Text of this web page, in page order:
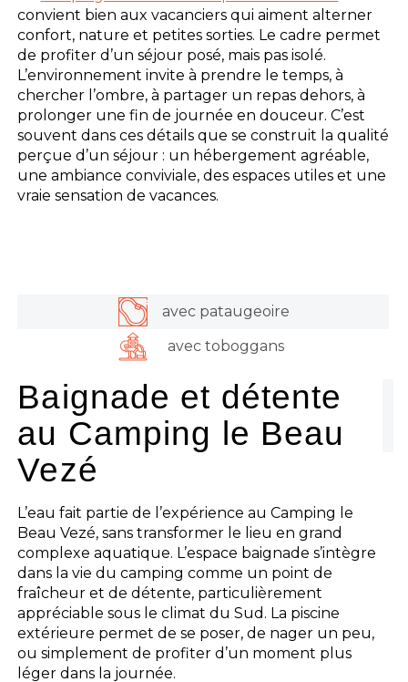
convient bien aux vacanciers qui aiment alterner
confort, nature et petites sorties. Le cadre permet
de profiter d’un séjour posé, mais pas isolé.
L’environnement invite à prendre le temps, à
chercher l’ombre, à partager un repas dehors, à
prolonger une fin de journée en douceur. C’est
souvent dans ces détails que se construit la qualité
perçue d’un séjour : un hébergement agréable,
une ambiance conviviale, des espaces utiles et une
vraie sensation de vacances.
avec pataugeoire
avec toboggans
Baignade et détente
au Camping le Beau
Vezé
L’eau fait partie de l’expérience au Camping le
Beau Vezé, sans transformer le lieu en grand
complexe aquatique. L’espace baignade s’intègre
dans la vie du camping comme un point de
fraîcheur et de détente, particulièrement
appréciable sous le climat du Sud. La piscine
extérieure permet de se poser, de nager un peu,
ou simplement de profiter d’un moment plus
léger dans la journée.